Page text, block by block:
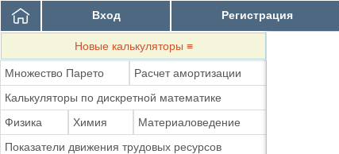
Вход Регистрация
Новые калькуляторы ≡
Множество Парето
Расчет амортизации
Калькуляторы по дискретной математике
Физика
Химия
Материаловедение
Показатели движения трудовых ресурсов